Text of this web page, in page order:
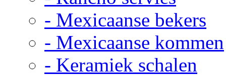
- Mexicaanse bekers
- Mexicaanse kommen
- Keramiek schalen